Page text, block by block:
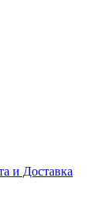
и Доставка